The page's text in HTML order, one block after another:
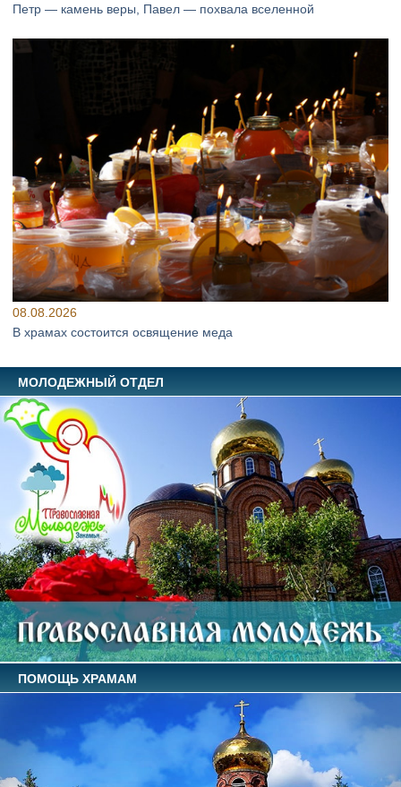
Петр — камень веры, Павел — похвала вселенной
08.08.2026
В храмах состоится освящение меда
МОЛОДЕЖНЫЙ ОТДЕЛ
ПОМОЩЬ ХРАМАМ